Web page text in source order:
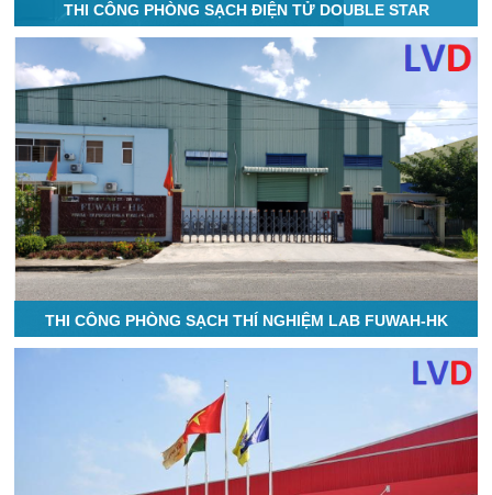
THI CÔNG PHÒNG SẠCH ĐIỆN TỬ DOUBLE STAR
THI CÔNG PHÒNG SẠCH THÍ NGHIỆM LAB FUWAH-HK